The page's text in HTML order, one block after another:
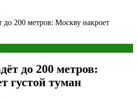
до 200 метров: Москву накроет
до 200 метров:
густой туман